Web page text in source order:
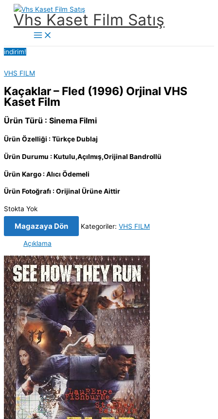
İçeriğe
Vhs Kaset Film Satış
Main
Menu
indirim!
VHS FILM
Kaçaklar – Fled (1996) Orjinal VHS
Kaset Film
Ürün Türü : Sinema Filmi
Ürün Özelliği : Türkçe Dublaj
Ürün Durumu : Kutulu,Açılmış,Orijinal Bandrollü
Ürün Kargo : Alıcı Ödemeli
Ürün Fotoğrafı : Orijinal Ürüne Aittir
Stokta Yok
Magazaya Dön Kategoriler: VHS FILM
Açıklama